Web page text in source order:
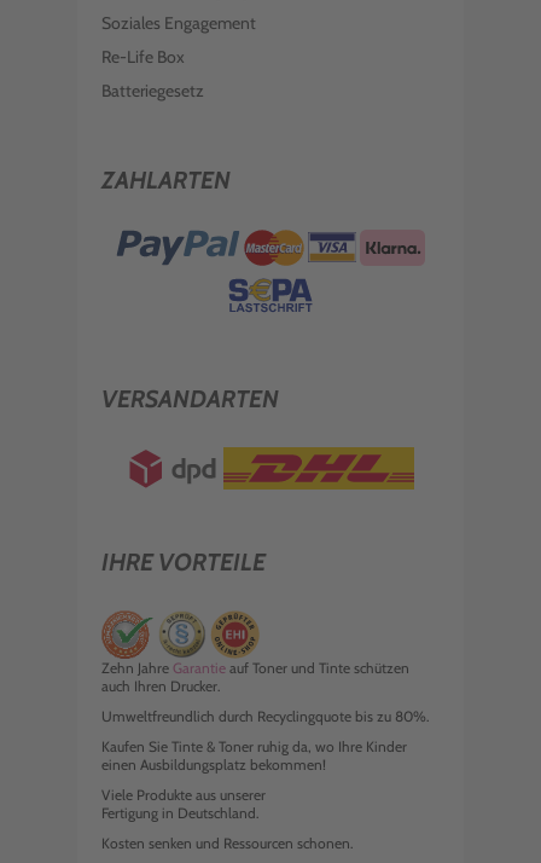
Soziales Engagement
Re-Life Box
Batteriegesetz
ZAHLARTEN
VERSANDARTEN
IHRE VORTEILE
Zehn Jahre Garantie auf Toner und Tinte schützen
auch Ihren Drucker.
Umweltfreundlich durch Recyclingquote bis zu 80%.
Kaufen Sie Tinte & Toner ruhig da, wo Ihre Kinder
einen Ausbildungsplatz bekommen!
Viele Produkte aus unserer
Fertigung in Deutschland.
Kosten senken und Ressourcen schonen.